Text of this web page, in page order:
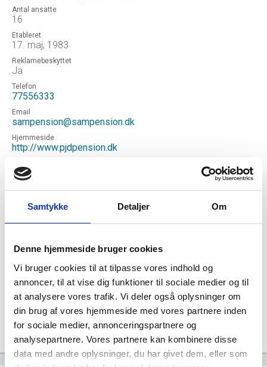
Samtykke Detaljer Om
Denne hjemmeside bruger cookies
Vi bruger cookies til at tilpasse vores indhold og
annoncer, til at vise dig funktioner til sociale medier og til
at analysere vores trafik. Vi deler også oplysninger om
din brug af vores hjemmeside med vores partnere inden
for sociale medier, annonceringspartnere og
analysepartnere. Vores partnere kan kombinere disse
data med andre oplysninger, du har givet dem, eller som
Antal ansatte
16
Etableret
17. maj, 1983
Reklamebeskyttet
Ja
Telefon
77556333
Email
sampension@sampension.dk
Hjemmeside
http://www.pjdpension.dk
NORMAL
Revisor
REVISIONSPARTNERSELSKAB
Formål
deres pårørende økonomisk tryghed. Pensionskassen
pensionskasse efter reglerne i denne vedtægt og
pensionsregulativerne.
Tegningsregel
Pensionskassen forpligtes ved retshandler af den
samlede bestyrelse eller af en direktør i forening med
formand eller næstformand.